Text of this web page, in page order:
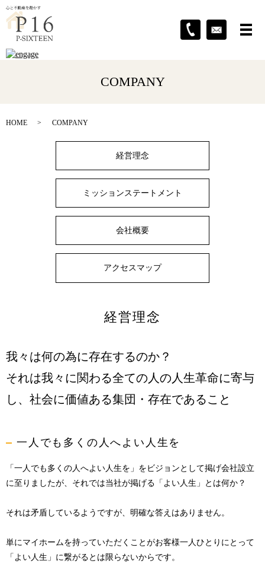
COMPANY
HOME COMPANY
経営理念
ミッションステートメント
会社概要
アクセスマップ
経営理念
我々は何の為に存在するのか？
それは我々に関わる全ての人の人生革命に寄与
し、 社会に価値ある集団・存在であること
一人でも多くの人へよい人生を
「一人でも多くの人へよい人生を」をビジョンとして掲げ会社設立
に至りましたが、 それでは当社が掲げる「よい人生」とは何か？
それは矛盾しているようですが、明確な答えはありません。
単にマイホームを持っていただくことがお客様一人ひとりにとって
「よい人生」に繋がるとは限らないからです。